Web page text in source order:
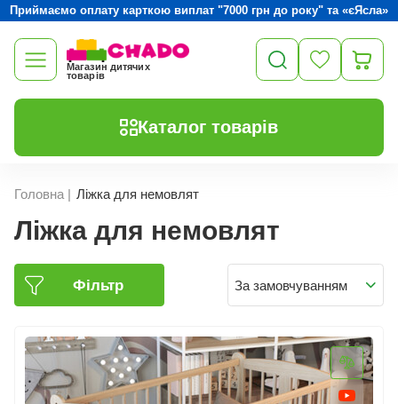
Приймаємо оплату карткою виплат "7000 грн до року" та «єЯсла»
Магазин дитячих
товарів
Каталог товарів
Головна | Ліжка для немовлят
Ліжка для немовлят
Фільтр За замовчуванням